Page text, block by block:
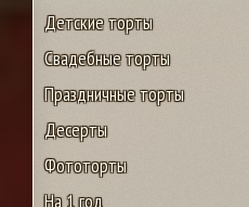
Детские торты
Свадебные торты
Праздничные торты
Десерты
Фототорты
На 1 год